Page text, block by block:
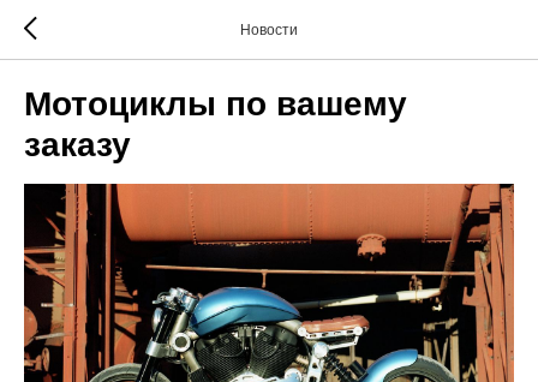
Новости
Мотоциклы по вашему
заказу